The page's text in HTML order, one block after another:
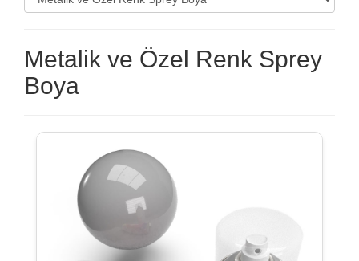
Metalik ve Özel Renk Sprey
Boya